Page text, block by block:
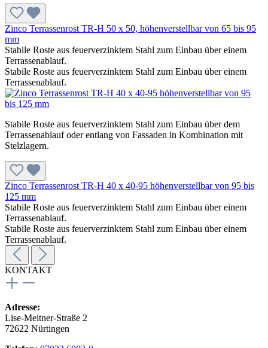
Zinco Terrassenrost TR-H 50 x 50, höhenverstellbar von 65 bis 95
mm
Stabile Roste aus feuerverzinktem Stahl zum Einbau über einem
Terrassenablauf.
Stabile Roste aus feuerverzinktem Stahl zum Einbau über einem
Terrassenablauf.
Stabile Roste aus feuerverzinktem Stahl zum Einbau über dem
Terrassenablauf oder entlang von Fassaden in Kombination mit
Stelzlagern.
Zinco Terrassenrost TR-H 40 x 40-95 höhenverstellbar von 95 bis
125 mm
Stabile Roste aus feuerverzinktem Stahl zum Einbau über einem
Terrassenablauf.
Stabile Roste aus feuerverzinktem Stahl zum Einbau über einem
Terrassenablauf.
KONTAKT
Adresse:
Lise-Meitner-Straße 2
72622 Nürtingen